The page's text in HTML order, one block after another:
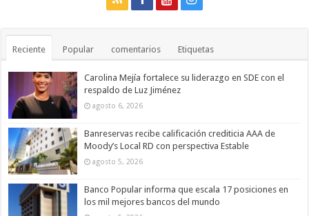
Reciente Popular comentarios Etiquetas
Carolina Mejía fortalece su liderazgo en SDE con el
respaldo de Luz Jiménez
agosto 6, 2026
Banreservas recibe calificación crediticia AAA de
Moody’s Local RD con perspectiva Estable
agosto 5, 2026
Banco Popular informa que escala 17 posiciones en
los mil mejores bancos del mundo